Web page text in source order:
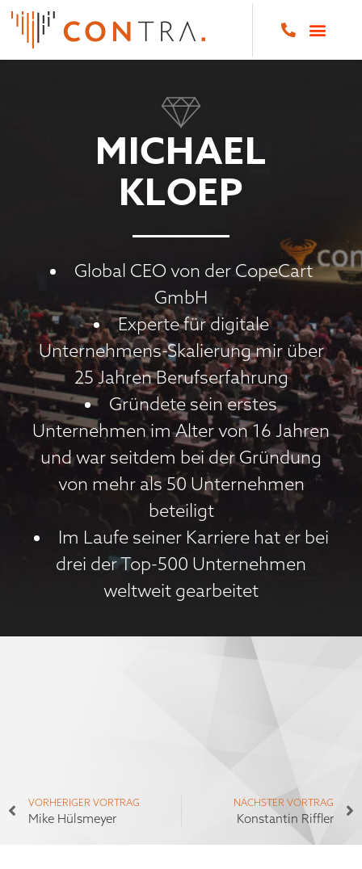
MICHAEL
KLOEP
Global CEO von der CopeCart
GmbH
Experte für digitale
Unternehmens-Skalierung mir über
25 Jahren Berufserfahrung
Gründete sein erstes
Unternehmen im Alter von 16 Jahren
und war seitdem bei der Gründung
von mehr als 50 Unternehmen
beteiligt
Im Laufe seiner Karriere hat er bei
drei der Top-500 Unternehmen
weltweit gearbeitet
VORHERIGER VORTRAG
Mike Hülsmeyer
NÄCHSTER VORTRAG
Konstantin Riffler